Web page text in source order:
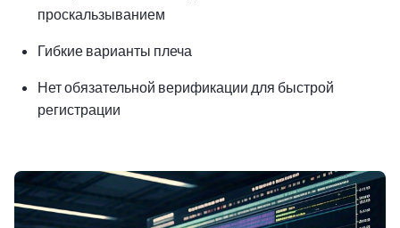
проскальзыванием
Гибкие варианты плеча
Нет обязательной верификации для быстрой
регистрации